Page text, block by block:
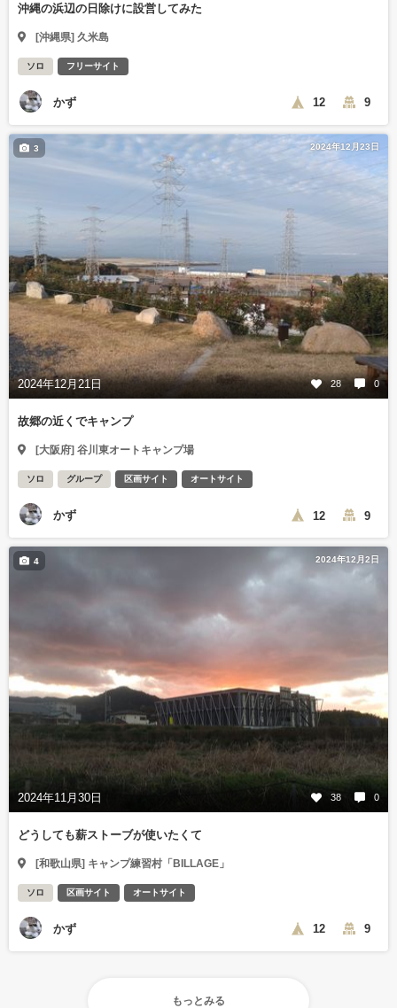
沖縄の浜辺の日除けに設営してみた
[沖縄県] 久米島
ソロ フリーサイト
かず 12 9
2024年12月23日
2024年12月21日 28 0
3
故郷の近くでキャンプ
[大阪府] 谷川東オートキャンプ場
ソロ グループ 区画サイト オートサイト
かず 12 9
2024年12月2日
2024年11月30日 38 0
4
どうしても薪ストーブが使いたくて
[和歌山県] キャンプ練習村「BILLAGE」
ソロ 区画サイト オートサイト
かず 12 9
もっとみる